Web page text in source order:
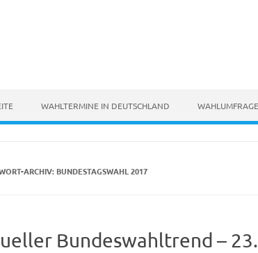
WAHLTERMINE IN DEUTSCHLAND
ARCHIV: BUNDESTAGSWAHL 2017
Bundeswahltrend –